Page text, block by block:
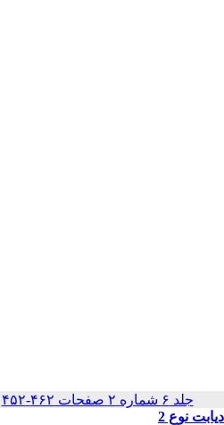
جلد ۶ شماره ۲ صفحات ۴۶۲-۴۵۲
نوع 2